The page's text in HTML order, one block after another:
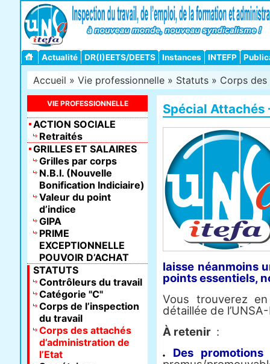
Actualité DR(I)EETS/DEETS Instances INTEFP
Accueil » Vie professionnelle » Statuts » Corps des
Spécial Attachés
laisse néanmoins
points essentiels,
Vous trouverez
détaillée de
À retenir :
Des promotions
VIE PROFESSIONNELLE
ACTION SOCIALE
Retraités
GRILLES ET SALAIRES
Grilles par corps
N.B.I. (Nouvelle
Bonification Indiciaire)
Valeur du point
d’indice
GIPA
PRIME
EXCEPTIONNELLE
POUVOIR D’ACHAT
STATUTS
Contrôleurs du travail
Catégorie "C"
Corps de l’inspection
du travail
Corps des attachés
d’administration de
l’Etat